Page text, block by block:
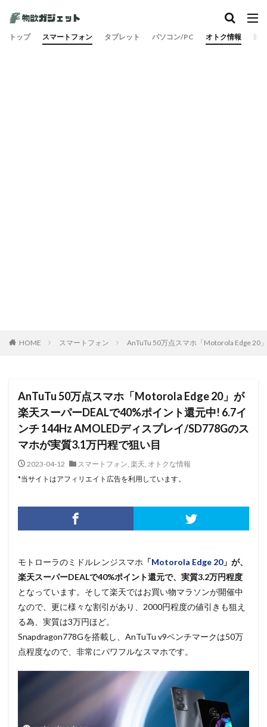
トップ スマートフォン タブレット パソコン/PC オトク情報 旅
HOME スマートフォン AnTuTu 50万点スマホ「Motorola Edge 20
AnTuTu 50万点スマホ「Motorola Edge 20」が
楽天スーパーDEALで40%ポイント還元中! 6.7イ
ンチ 144Hz AMOLEDディスプレイ/SD778Gのス
マホが実質3.1万円程で狙い目
2023-04-12 スマートフォン, 楽天, オトクな情報
*当サイトはアフィリエイト広告を利用しています。
モトローラのミドルレンジスマホ 「Motorola Edge 20」が、
楽天スーパーDEALで40%ポイント還元で、実質3.2万円程度
となっています。そして楽天ではお買い物マラソンが開催中
なので、更に様々な割引があり、2000円程度の値引きも狙え
る為、実質は3万円ほど。
Snapdragon778Gを搭載し、AnTuTu v9ベンチマークは50万
点程度なので、非常にパワフルなスマホです。